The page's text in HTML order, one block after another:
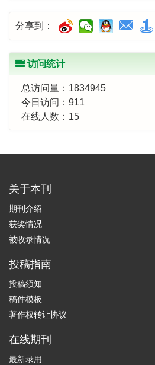
分享到：
访问统计
总访问量： 1834945
今日访问： 911
在线人数： 15
关于本刊
期刊介绍
获奖情况
被收录情况
投稿指南
投稿须知
稿件模板
著作权转让协议
在线期刊
最新录用